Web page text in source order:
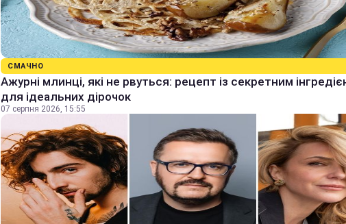
СМАЧНО
Ажурні млинці, які не рвуться: рецепт із секретним
для ідеальних дірочок
07 серпня 2026, 15:55